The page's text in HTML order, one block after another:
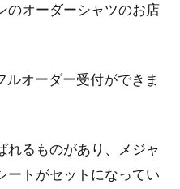
のオーダーシャツのお店
オーダー受付ができま
れるものがあり、メジャ
ートがセットになってい